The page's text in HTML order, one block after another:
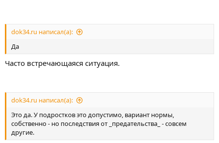
dok34.ru написал(а):
Да
Часто встречающаяся ситуация.
dok34.ru написал(а):
Это да. У подростков это допустимо, вариант нормы,
собственно - но последствия от _предательства_ - совсем
другие.